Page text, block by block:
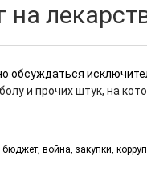
на
обсуждаться
и прочих штук, на
бюджет, война, закупки,